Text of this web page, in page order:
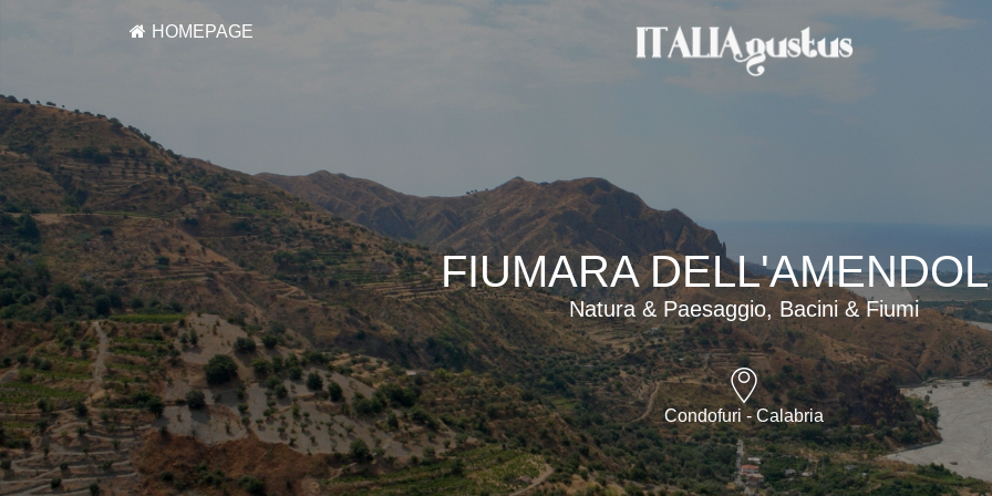
HOMEPAGE
FIUMARA
Natura & Paesaggio, Bacini & Fiumi
Condofuri - Calabria